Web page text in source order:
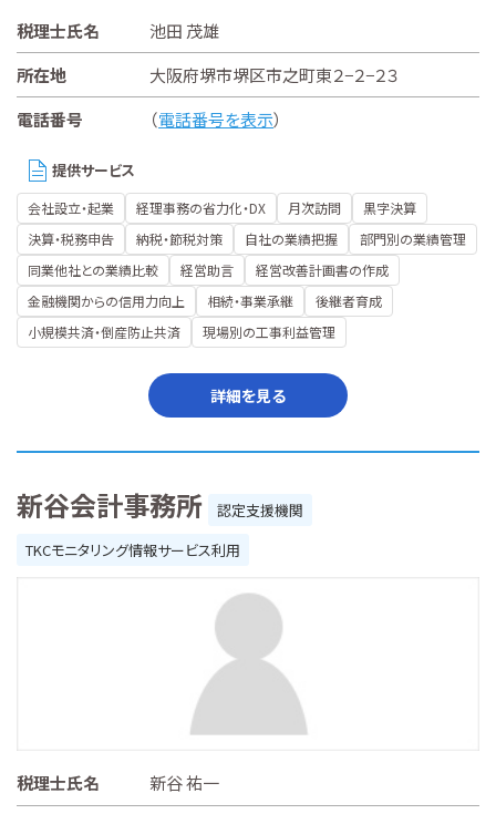
税理士氏名
池田 茂雄
所在地
大阪府堺市堺区市之町東２−２−２３
電話番号
（電話番号を表示）
提供サービス
会社設立・起業 経理事務の省力化・DX 月次訪問
黒字決算
決算・税務申告
納税・節税対策 自社の業績把握
部門別の業績管理
同業他社との業績比較
経営助言
経営改善計画書の作成
金融機関からの信用力向上
相続・事業承継
後継者育成
小規模共済・倒産防止共済
現場別の工事利益管理
詳細を見る
新谷会計事務所
認定支援機関
TKCモニタリング情報サービス利用
税理士氏名
新谷 祐一